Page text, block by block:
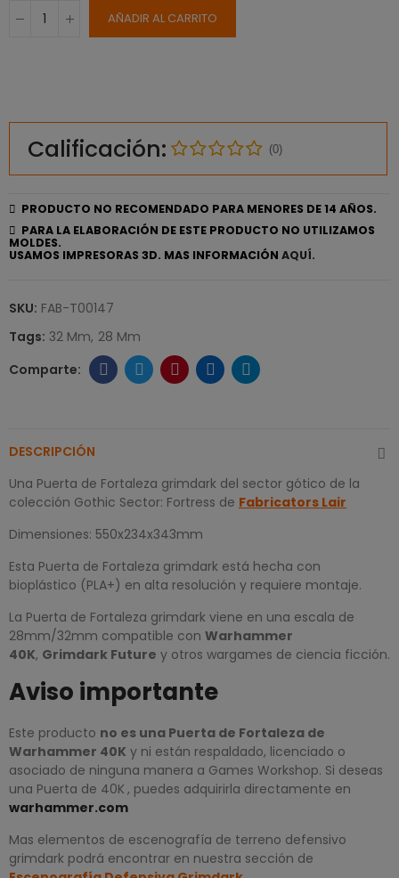
AÑADIR AL CARRITO
Calificación: (0)
PRODUCTO NO RECOMENDADO PARA MENORES DE 14 AÑOS.
PARA LA ELABORACIÓN DE ESTE PRODUCTO NO UTILIZAMOS
MOLDES.
USAMOS IMPRESORAS 3D. MAS INFORMACIÓN AQUÍ.
SKU: FAB-T00147
Tags: 32 Mm 28 Mm
DESCRIPCIÓN
Una Puerta de Fortaleza grimdark del sector gótico de la
colección Gothic Sector: Fortress de Fabricators Lair
Dimensiones: 550x234x343mm
Esta Puerta de Fortaleza grimdark está hecha con
bioplástico (PLA+) en alta resolución y requiere montaje.
La Puerta de Fortaleza grimdark viene en una escala de
28mm/32mm compatible con Warhammer
40K, Grimdark Future y otros wargames de ciencia ficción.
Aviso importante
Este producto no es una Puerta de Fortaleza de
Warhammer 40K y ni están respaldado, licenciado o
asociado de ninguna manera a Games Workshop. Si deseas
una Puerta de 40K , puedes adquirirla directamente en
warhammer.com
Mas elementos de escenografía de terreno defensivo
grimdark podrá encontrar en nuestra sección de